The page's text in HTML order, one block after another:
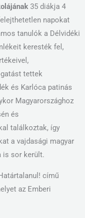
35 diákja 4
napokat
tanulók a Délvidéki
keresték fel,
tettek
és Karlóca patinás
Magyarországhoz
és
találkoztak, így
a vajdasági magyar
is sor került.
című
az Emberi